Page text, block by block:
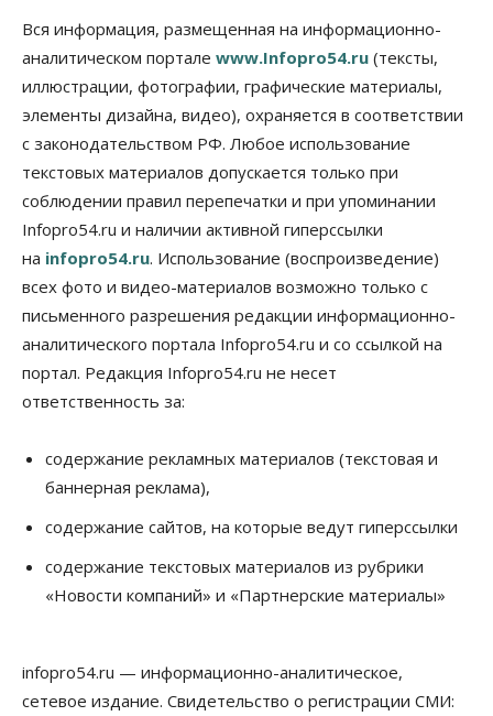
В Новосибирске прошёл митинг
против нового закона о памятниках
07 Августа 2026, 18:00
Бизнес
В аэропорту Толмачёво завершены работы по
бетонированию рулежных дорожек
07 Августа 2026, 17:00
Новосибирцы стали реже оформлять
дома по упрощенной схеме
07 Августа 2026, 16:00
Власть Общество Право&Порядок
Роспотребнадзор изъял почти полторы тонны
мяса в Новосибирской области
Расходы новосибирцев на спорт выросли на 40%
за полгода
07 Августа 2026, 14:35
07 Августа 2026, 14:00
07 Августа 2026, 13:55
Вся информация, размещенная на информационно-
аналитическом портале www.Infopro54.ru (тексты,
иллюстрации, фотографии, графические материалы,
элементы дизайна, видео), охраняется в соответствии
с законодательством РФ. Любое использование
текстовых материалов допускается только при
соблюдении правил перепечатки и при упоминании
Infopro54.ru и наличии активной гиперссылки
на infopro54.ru. Использование (воспроизведение)
всех фото и видео-материалов возможно только с
письменного разрешения редакции информационно-
аналитического портала Infopro54.ru и со ссылкой на
портал. Редакция Infopro54.ru не несет
ответственность за:
содержание рекламных материалов (текстовая и
баннерная реклама),
содержание сайтов, на которые ведут гиперссылки
содержание текстовых материалов из рубрики
«Новости компаний» и «Партнерские материалы»
infopro54.ru — информационно-аналитическое,
сетевое издание. Свидетельство о регистрации СМИ: